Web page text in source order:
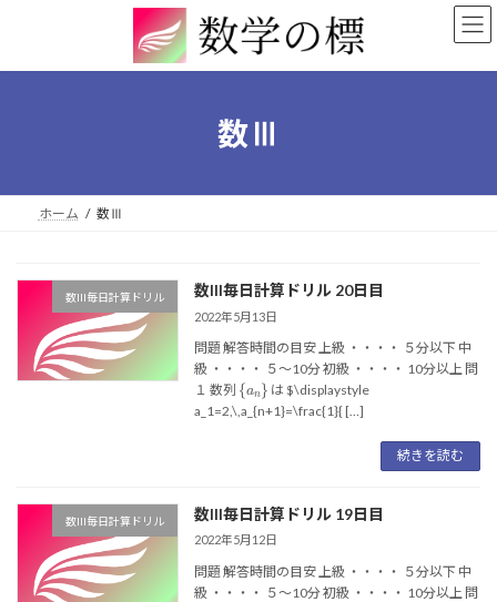
ン
ー
数Ⅲ
ホーム 数Ⅲ
数III毎日計算ドリル 数III毎日計算ドリル 20日目
2022年5月13日
問題 解答時間の目安 上級 ・・・・ ５分以下 中
級 ・・・・ ５〜10分 初級 ・・・・ 10分以上 問
１ 数列
{a }
は $\displaystyle
a_1=2,\,a_{n+1}=\frac{1}{ […]
続きを読む
数III毎日計算ドリル 数III毎日計算ドリル 19日目
2022年5月12日
問題 解答時間の目安 上級 ・・・・ ５分以下 中
級 ・・・・ ５〜10分 初級 ・・・・ 10分以上 問